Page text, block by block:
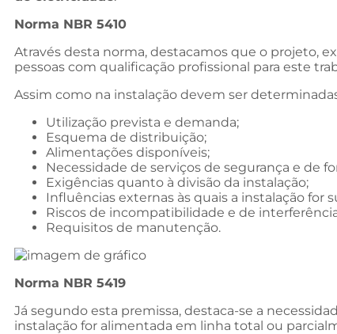
Norma NBR 5410
Através desta norma, destacamos que o projeto,
pessoas com qualificação profissional para este
Assim como na instalação devem ser
Utilização prevista e demanda;
Esquema de distribuição;
Alimentações disponíveis;
Necessidade de serviços de segurança e de
Exigências quanto à divisão da instalação;
Influências externas às quais a instalação for
Riscos de incompatibilidade e de
Requisitos de manutenção.
Norma NBR 5419
Já segundo esta premissa, destaca-se a
instalação for alimentada em linha total ou